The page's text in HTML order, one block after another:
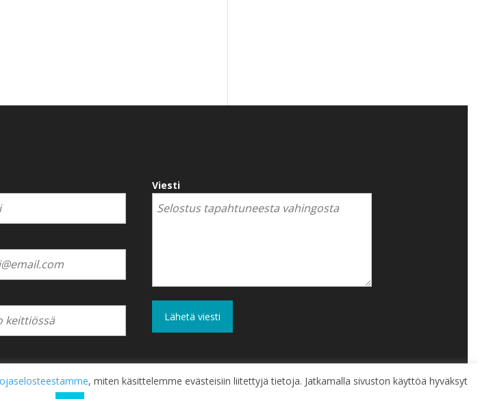
Viesti
, miten käsittelemme evästeisiin liitettyjä tietoja. Jatkamalla sivuston käyttöä hyväksyt